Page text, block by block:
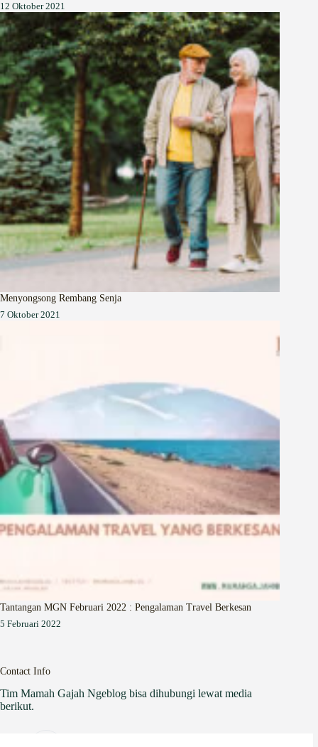
12 Oktober 2021
Menyongsong Rembang Senja
7 Oktober 2021
Tantangan MGN Februari 2022 : Pengalaman Travel Berkesan
5 Februari 2022
Contact Info
Tim Mamah Gajah Ngeblog bisa dihubungi lewat media
berikut.